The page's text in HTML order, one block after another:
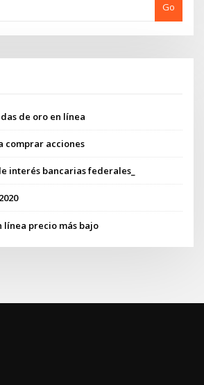
Go
de oro en línea
comprar acciones
interés bancarias federales_
línea precio más bajo